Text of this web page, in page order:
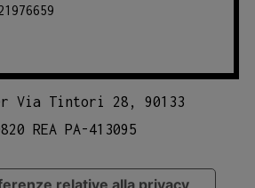
Via Tintori 28, 90133
REA PA-413095
relative alla privacy